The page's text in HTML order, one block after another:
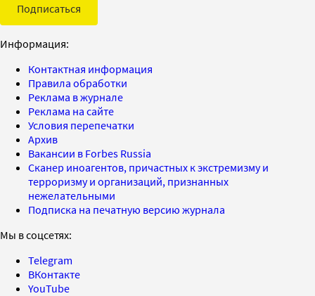
Подписаться
Информация:
Контактная информация
Правила обработки
Реклама в журнале
Реклама на сайте
Условия перепечатки
Архив
Вакансии в Forbes Russia
Сканер иноагентов, причастных к экстремизму и
терроризму и организаций, признанных
нежелательными
Подписка на печатную версию журнала
Мы в соцсетях:
Telegram
ВКонтакте
YouTube